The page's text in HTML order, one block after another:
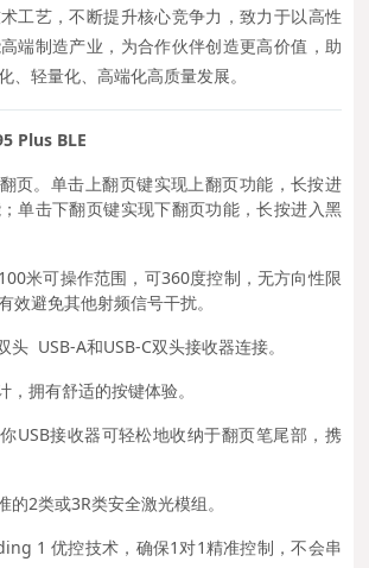
工艺，不断提升核心竞争力，致力于以高性
端制造产业，为合作伙伴创造更高价值，助
、轻量化、高端化高质量发展。
Plus BLE
页。单击上翻页键实现上翻页功能，长按进
单击下翻页键实现下翻页功能，长按进入黑
米可操作范围，可360度控制，无方向性限
效避免其他射频信号干扰。
头 USB-A和USB-C双头接收器连接。
，拥有舒适的按键体验。
USB接收器可轻松地收纳于翻页笔尾部，携
的2类或3R类安全激光模组。
1 优控技术，确保1对1精准控制，不会串